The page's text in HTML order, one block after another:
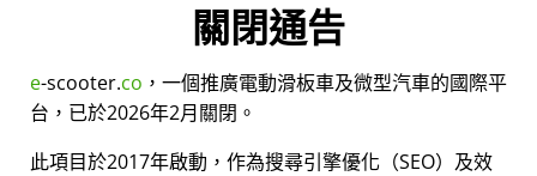
關閉通告
e-scooter.co ，一個推廣電動滑板車及微型汽車的國際平
台，已於2026年2月關閉。
此項目於2017年啟動，作為搜尋引擎優化（SEO）及效